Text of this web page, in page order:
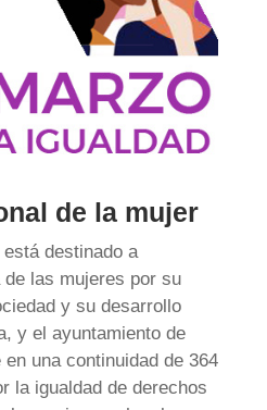
de la mujer
destinado a
las mujeres por su
y su desarrollo
y el ayuntamiento de
una continuidad de 364
la igualdad de derechos